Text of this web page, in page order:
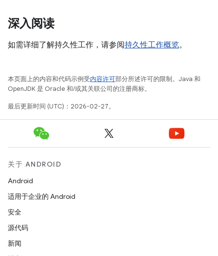
深入阅读
如需详细了解持久性工作，请参阅持久性工作概览。
本页面上的内容和代码示例受内容许可部分所述许可的限制。Java 和
OpenJDK 是 Oracle 和/或其关联公司的注册商标。
最后更新时间 (UTC)：2026-02-27。
关于 ANDROID
Android
适用于企业的 Android
安全
源代码
新闻